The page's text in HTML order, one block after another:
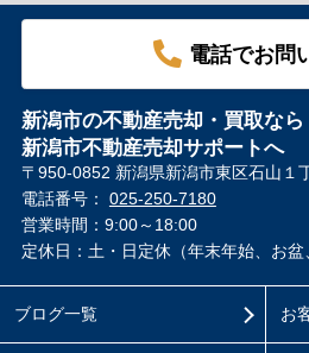
電話でお問
新潟市の不動産売却・買取なら
新潟市不動産売却サポートへ
〒950-0852 新潟県新潟市東区石山１
電話番号： 025-250-7180
営業時間：9:00～18:00
定休日：土・日定休（年末年始、お盆
ブログ一覧 お